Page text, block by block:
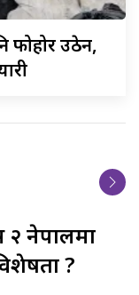
फोहोर उठेन,
२ नेपालमा
?